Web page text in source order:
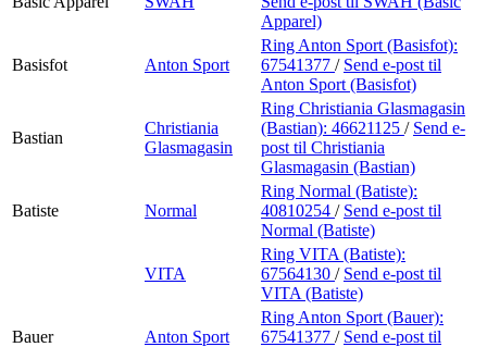
Apparel)
Basisfot Anton Sport
Ring Anton Sport (Basisfot):
67541377 / Send e-post til
Anton Sport (Basisfot)
Bastian
Christiania
Glasmagasin
Ring Christiania Glasmagasin
(Bastian): 46621125 / Send e-
post til Christiania
Glasmagasin (Bastian)
Batiste Normal
Ring Normal (Batiste):
40810254 / Send e-post til
Normal (Batiste)
VITA
Ring VITA (Batiste):
67564130 / Send e-post til
VITA (Batiste)
Bauer Anton Sport
Ring Anton Sport (Bauer):
67541377 / Send e-post til